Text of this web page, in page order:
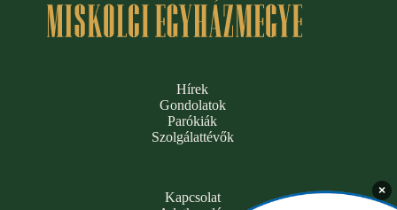
×
Hírek
Gondolatok
Parókiák
Szolgálattévők
Kapcsolat